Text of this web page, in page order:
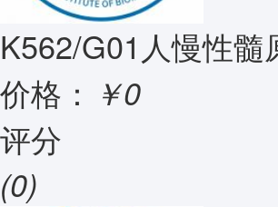
K562/G01人慢性
价格： ￥0
评分
(0)